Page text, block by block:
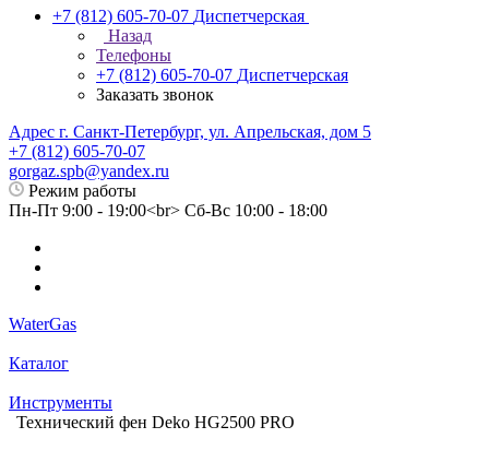
+7 (812) 605-70-07 Диспетчерская
Назад
Телефоны
+7 (812) 605-70-07 Диспетчерская
Заказать звонок
Адрес г. Санкт-Петербург, ул. Апрельская, дом 5
+7 (812) 605-70-07
gorgaz.spb@yandex.ru
Режим работы
Пн-Пт 9:00 - 19:00<br> Сб-Вс 10:00 - 18:00
WaterGas
Каталог
Инструменты
Технический фен Deko HG2500 PRO